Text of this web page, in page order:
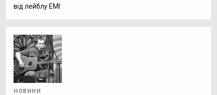
від лейблу ЕМІ
НОВИНИ